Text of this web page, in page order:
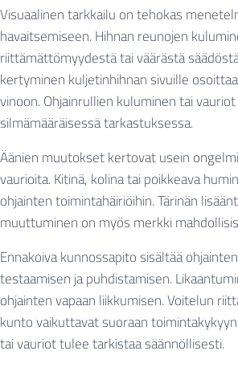
Visuaalinen tarkkailu on tehokas
havaitsemiseen. Hihnan reunojen
riittämättömyydestä tai väärästä
kertyminen kuljetinhihnan sivuille
vinoon. Ohjainrullien kuluminen tai
silmämääräisessä tarkastuksessa.
Äänien muutokset kertovat usein
vaurioita. Kitinä, kolina tai poikkeava
ohjainten toimintahäiriöihin. Tärinän
muuttuminen on myös merkki
Ennakoiva kunnossapito sisältää
testaamisen ja puhdistamisen.
ohjainten vapaan liikkumisen. Voitelun
kunto vaikuttavat suoraan
tai vauriot tulee tarkistaa säännöllisesti.